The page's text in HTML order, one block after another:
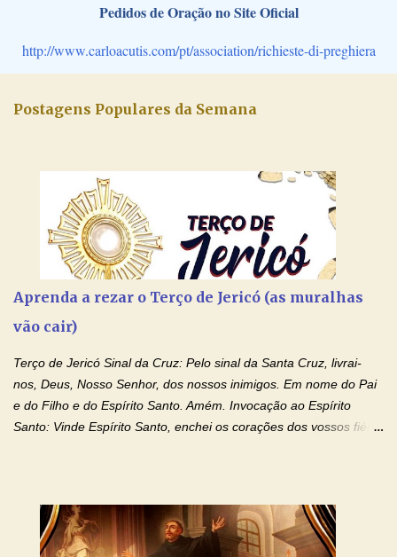
Pedidos de Oração no Site Oficial
http://www.carloacutis.com/pt/association/richieste-di-preghiera
Postagens Populares da Semana
Aprenda a rezar o Terço de Jericó (as muralhas
vão cair)
Terço de Jericó Sinal da Cruz: Pelo sinal da Santa Cruz, livrai-
nos, Deus, Nosso Senhor, dos nossos inimigos. Em nome do Pai
e do Filho e do Espírito Santo. Amém. Invocação ao Espírito
Santo: Vinde Espírito Santo, enchei os corações dos vossos fiéis
Santo, fazei que apreciemos retamente todas as coisas segundo
o mesmo Espírito e gozemos sempre da sua consolação. Por
Cristo, Senhor Nosso. Amém. Creio: Creio em Deus Pai Todo-